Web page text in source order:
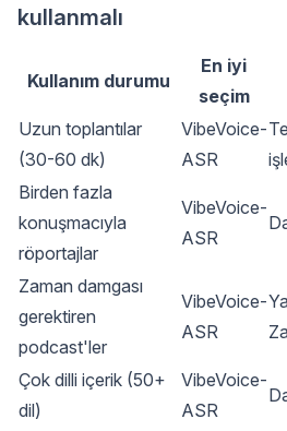
kullanmalı
Kullanım durumu
En iyi
seçim
Uzun toplantılar
(30-60 dk)
VibeVoice-
ASR
Birden fazla
konuşmacıyla
röportajlar
VibeVoice-
ASR
Zaman damgası
gerektiren
podcast'ler
VibeVoice-
ASR
Çok dilli içerik (50+
dil)
VibeVoice-
ASR